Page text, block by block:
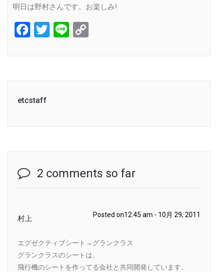
明日は野村さんです。お楽しみ!
Facebook
Twitter
Line
etcstaff
2 comments so far
村上 Posted on12:45 am - 10月 29, 2011
エグゼクティブシート→グランクラス
グランクラスのシートは、
飛行機のシートを作ってる会社と共同開発しています。